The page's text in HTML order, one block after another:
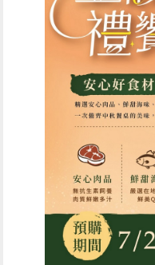
內容物
保存條件
調理方式
惜食